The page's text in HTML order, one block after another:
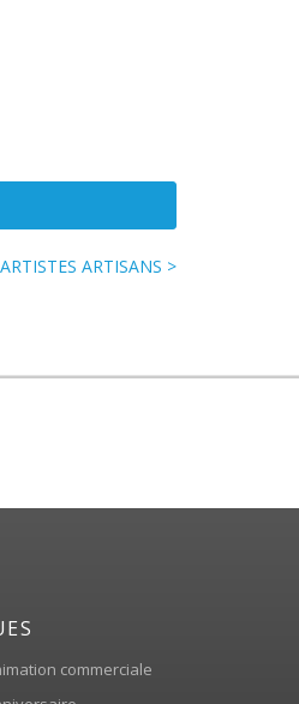
ARTISTES ARTISANS >
commerciale